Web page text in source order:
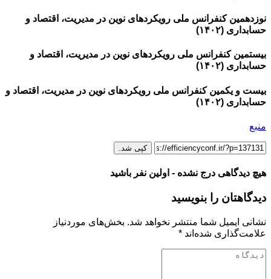
نوزدهمین کنفرانس ملی رویکردهای نوین در مدیریت، اقتصاد و
حسابداری (۱۴۰۲)
بیستمین کنفرانس ملی رویکردهای نوین در مدیریت، اقتصاد و
حسابداری (۱۴۰۲)
بیست و یکمین کنفرانس ملی رویکردهای نوین در مدیریت، اقتصاد و
حسابداری (۱۴۰۲)
منبع
کپی شد.
هیچ دیدگاهی درج نشده - اولین نفر باشید
دیدگاهتان را بنویسید
نشانی ایمیل شما منتشر نخواهد شد. بخش‌های موردنیاز
علامت‌گذاری شده‌اند *